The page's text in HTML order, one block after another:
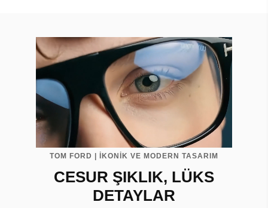
TOM FORD | İKONİK VE MODERN TASARIM
CESUR ŞIKLIK, LÜKS
DETAYLAR